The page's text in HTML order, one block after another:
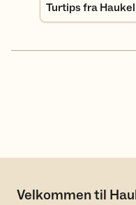
Turtips fra
Velkommen til